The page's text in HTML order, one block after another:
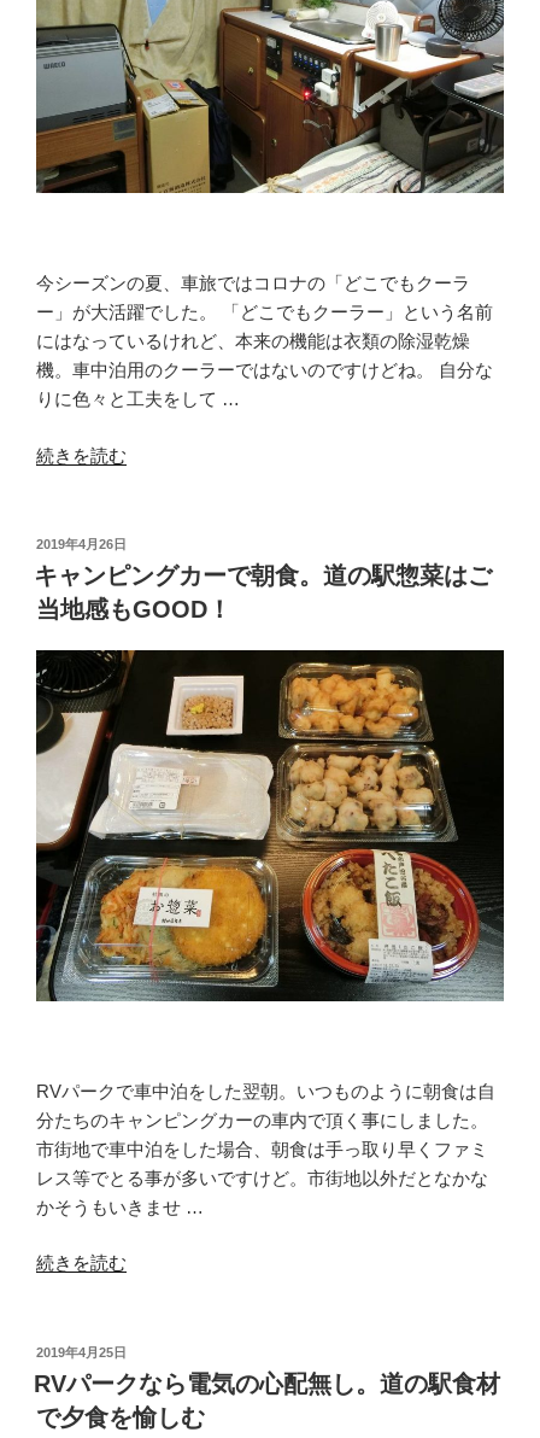
宅
並
適
な
車
朝
食”
の
今シーズンの夏、車旅ではコロナの「どこでもクーラ
ー」が大活躍でした。 「どこでもクーラー」という名前
にはなっているけれど、本来の機能は衣類の除湿乾燥
機。車中泊用のクーラーではないのですけどね。 自分な
りに色々と工夫をして …
“電
使
え
る
RV
パ
ー
ク
＆
も
ク
ー
ラ
ー
で
車
中
泊！”
の
続きを読む
投
稿
日:
2019年4月26日
キャンピングカーで朝食。道の駅惣菜はご
当地感もGOOD！
RVパークで車中泊をした翌朝。いつものように朝食は自
分たちのキャンピングカーの車内で頂く事にしました。
市街地で車中泊をした場合、朝食は手っ取り早くファミ
レス等でとる事が多いですけど。市街地以外だとなかな
かそうもいきませ …
“キ
ピ
ン
グ
続きを読む
投
稿
日:
2019年4月25日
RVパークなら電気の心配無し。道の駅食材
で夕食を愉しむ